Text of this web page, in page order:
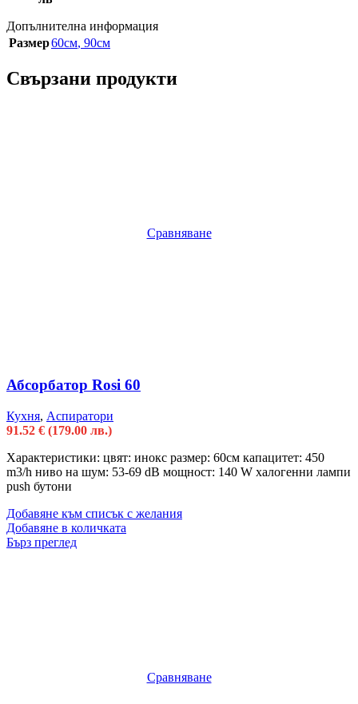
Допълнителна информация
Размер60см, 90см
Свързани продукти
Сравняване
Абсорбатор Rosi 60
Кухня, Аспиратори
91.52 € (179.00 лв.)
Характеристики: цвят: инокс размер: 60см капацитет: 450
m3/h ниво на шум: 53-69 dB мощност: 140 W халогенни лампи
push бутони
Добавяне към списък с желания
Добавяне в количката
Бърз преглед
Сравняване